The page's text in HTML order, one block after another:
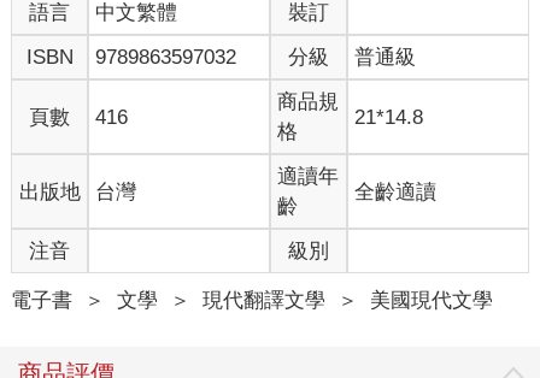
語言 中文繁體
裝訂
ISBN
9789863597032 分級 普通級
頁數 416
商品規
格
21*14.8
出版地 台灣
適讀年
齡
全齡適讀
注音 級別
電子書 ＞ 文學 ＞ 現代翻譯文學 ＞ 美國現代文學